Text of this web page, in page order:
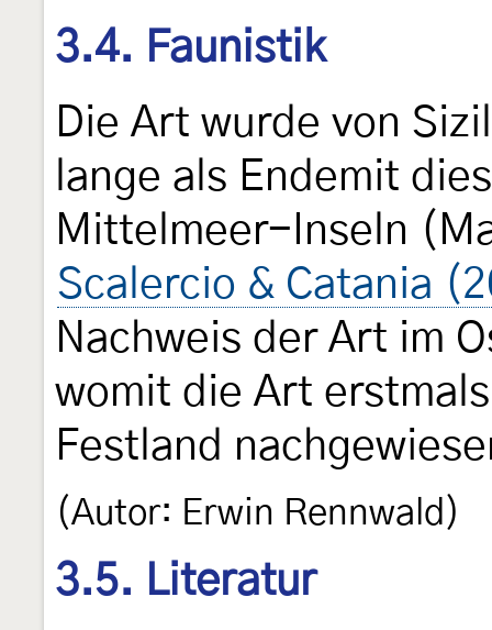
3.4. Faunistik
Die Art wurde von
lange als Endemit
Mittelmeer-Inseln
Scalercio & Catania
Nachweis der Art im
womit die Art
Festland
(Autor: Erwin Rennwald)
3.5. Literatur